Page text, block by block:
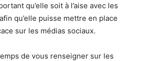
qu’elle soit à l’aise avec les
qu’elle puisse mettre en place
sur les médias sociaux.
de vous renseigner sur les